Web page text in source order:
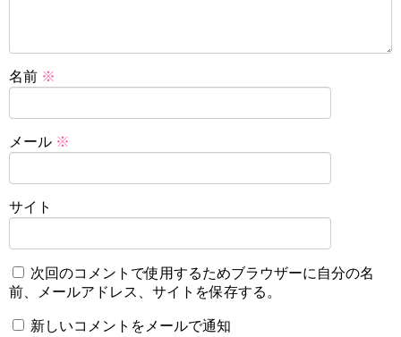
名前 ※
メール ※
サイト
次回のコメントで使用するためブラウザーに自分の名
前、メールアドレス、サイトを保存する。
新しいコメントをメールで通知